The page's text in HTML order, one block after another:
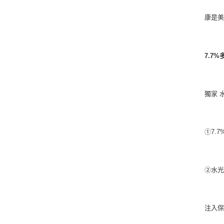
康是
7.7%
獨家
②水光
注入